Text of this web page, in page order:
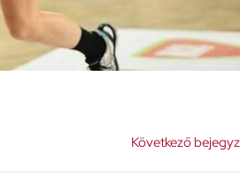
Következő